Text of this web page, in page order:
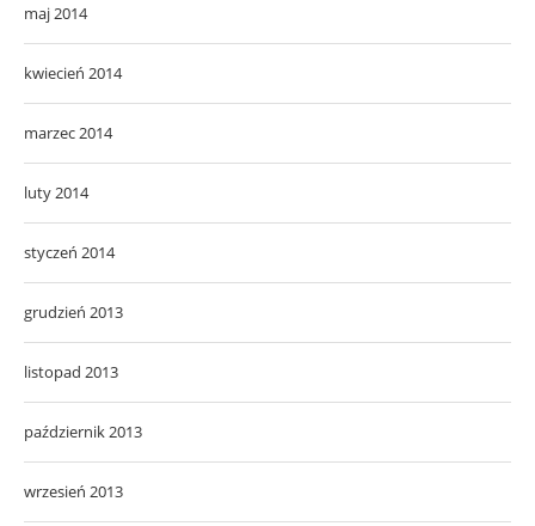
maj 2014
kwiecień 2014
marzec 2014
luty 2014
styczeń 2014
grudzień 2013
listopad 2013
październik 2013
wrzesień 2013